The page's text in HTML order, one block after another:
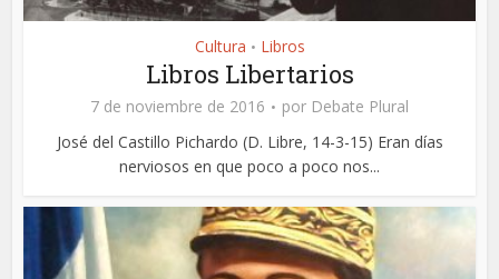
Cultura • Libros
Libros Libertarios
7 de noviembre de 2016 por Debate Plural
José del Castillo Pichardo (D. Libre, 14-3-15) Eran días
nerviosos en que poco a poco nos...